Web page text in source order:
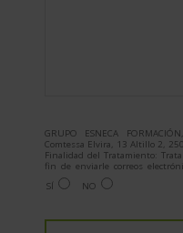
GRUPO ESNECA
Comtessa Elvira, 13 Altillo 2,
Finalidad del Tratamiento:
fin de enviarle correos
productos ofrecidos y otros tipo
Legitimación del tratamiento:
Para más información consulte
SÍ NO